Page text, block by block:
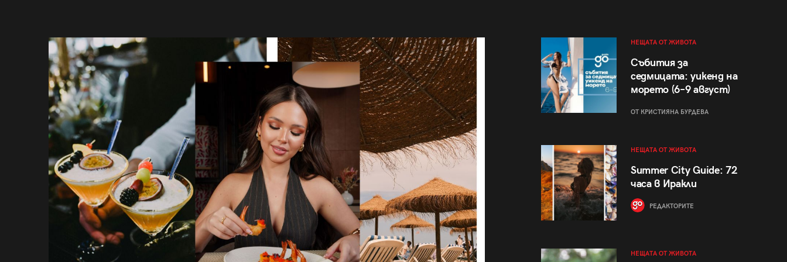
НЕЩАТА ОТ ЖИВОТА
Събития за
седмицата: уикенд на
морето (6–9 август)
ОТ КРИСТИЯНА БУРДЕВА
НЕЩАТА ОТ ЖИВОТА
Summer City Guide: 72
часа в Иракли
РЕДАКТОРИТЕ
НЕЩАТА ОТ ЖИВОТА